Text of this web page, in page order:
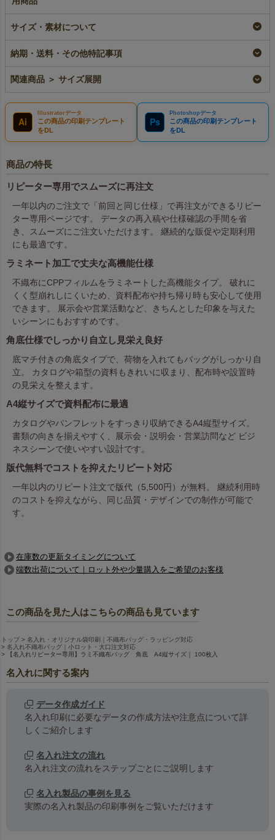
底 A4縦サイズ｜100
枚入～
即納品｜ラミ
A4縦サイズ｜ 100枚
入
サイズ・素材について
納期・送料・その他特記事項
関連商品 ＞ サイズ展開
Ai
Illustratorデータ
この商品の印刷テンプレート
をDL
Ps
Photoshopデータ
この商品の印刷テンプレート
をDL
商品の特長
リピーター専用でスムーズに再注文
一年以内のご注文で「前回と同じ仕様」で再注文ができるリピー
ター専用ページです。 データの再入稿や仕様確認の手間を省
き、スムーズにご注文いただけます。 継続的な販促や定期利用
にも最適です。
ラミネート加工で丈夫な高機能仕様
不織布にCPPフィルムをラミネートした高機能タイプ。 破れに
くく型崩れしにくいため、資料配布や持ち帰り時も安心して使用
できます。 展示会や営業活動など、きちんとした印象を与えた
いシーンにもおすすめです。
角底仕様でしっかり自立し見栄え良好
底マチ付きの角底タイプで、荷物を入れてもバッグがしっかり自
立。 カタログや箱型の資料もきれいに収まり、配布時や設置時
の見栄えを整えます。
A4縦サイズで資料配布に最適
カタログやパンフレットをすっきり収納できるA4縦型サイズ。
書類の向きを揃えやすく、展示会・説明会・営業訪問など ビジ
ネスシーンで使いやすい設計です。
版代無料でコストを抑えたリピート対応
一年以内のリピート注文で版代（5,500円）が無料。 継続利用時
のコストを抑えながら、同じ品質・デザインでの制作が可能で
す。
在庫数の更新タイミングについて
端数出荷について｜ロット外や少量購入をご希望のお客様
この商品を見た人はこちらの商品も見ています
トップ
名入れ・オリジナル袋印刷｜不織布バッグ・ラッピング対応
名入れ不織布バッグ｜小ロット・大口注文対応
【名入れリピーター専用】ラミ不織布バッグ 角底 A4縦サイズ｜ 100枚入
名入れに関する案内
データ作成ガイド
名入れ印刷に必要なデータの作成方法や注意点について詳
しくご紹介します
名入れ注文の流れ
名入れ注文の流れをステップごとにご説明します
名入れ製品の事例を見る
実際の名入れ製品の印刷事例をご覧いただけます